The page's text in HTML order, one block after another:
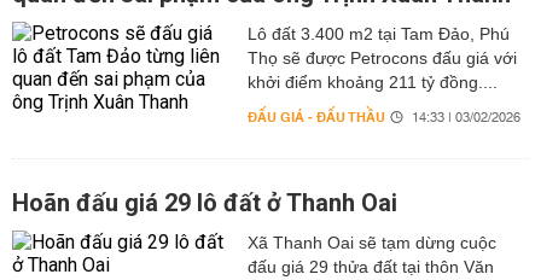
Lô đất 3.400 m2 tại Tam Đảo, Phú
Thọ sẽ được Petrocons đấu giá với
khởi điểm khoảng 211 tỷ đồng....
ĐẤU GIÁ - ĐẤU THẦU 14:33 | 03/02/2026
Hoãn đấu giá 29 lô đất ở Thanh Oai
Xã Thanh Oai sẽ tạm dừng cuộc
đấu giá 29 thửa đất tại thôn Văn